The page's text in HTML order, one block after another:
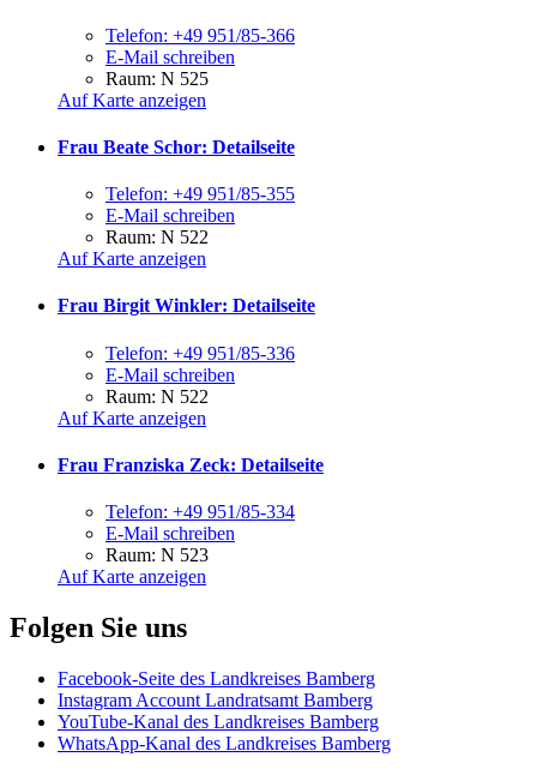
Telefon: +49 951/85-366
E-Mail schreiben
Raum: N 525
Auf Karte anzeigen
Frau Beate Schor: Detailseite
Telefon: +49 951/85-355
E-Mail schreiben
Raum: N 522
Auf Karte anzeigen
Frau Birgit Winkler: Detailseite
Telefon: +49 951/85-336
E-Mail schreiben
Raum: N 522
Auf Karte anzeigen
Frau Franziska Zeck: Detailseite
Telefon: +49 951/85-334
E-Mail schreiben
Raum: N 523
Auf Karte anzeigen
Folgen Sie uns
Facebook-Seite des Landkreises Bamberg
Instagram Account Landratsamt Bamberg
YouTube-Kanal des Landkreises Bamberg
WhatsApp-Kanal des Landkreises Bamberg